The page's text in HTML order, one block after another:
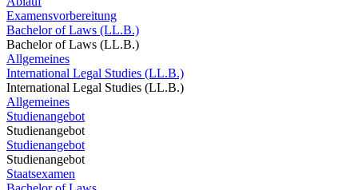
Examensvorbereitung
Bachelor of Laws (LL.B.)
Bachelor of Laws (LL.B.)
Allgemeines
International Legal Studies (LL.B.)
International Legal Studies (LL.B.)
Allgemeines
Studienangebot
Studienangebot
Studienangebot
Studienangebot
Staatsexamen